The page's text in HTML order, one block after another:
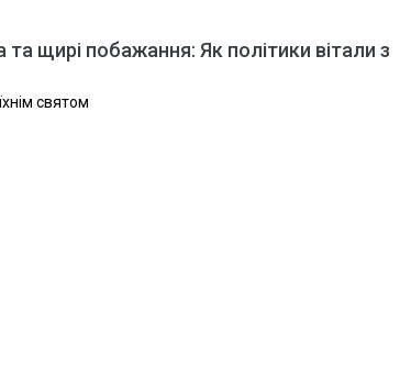
щирі побажання: Як політики вітали з
святом